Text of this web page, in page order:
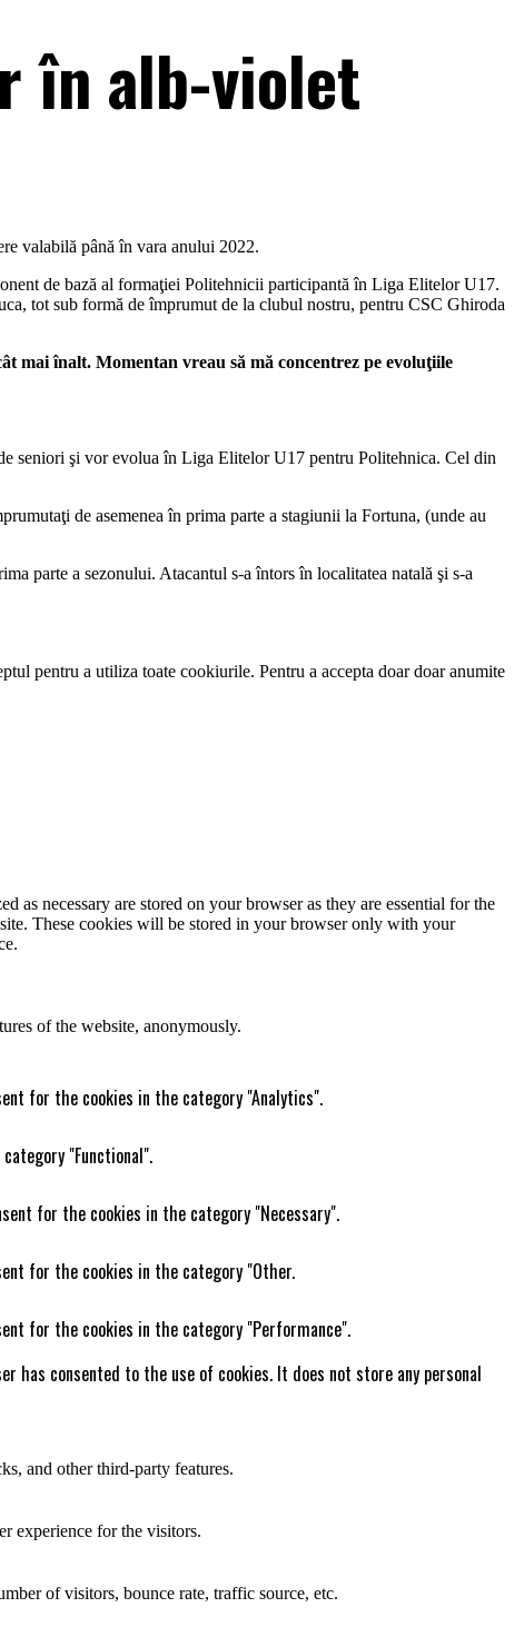
în alb-violet
valabilă până în vara anului 2022.
de bază al formaţiei Politehnicii participantă în Liga Elitelor U17.
tot sub formă de împrumut de la clubul nostru, pentru CSC Ghiroda
mai înalt. Momentan vreau să mă concentrez pe evoluţiile
seniori şi vor evolua în Liga Elitelor U17 pentru Politehnica. Cel din
de asemenea în prima parte a stagiunii la Fortuna, (unde au
parte a sezonului. Atacantul s-a întors în localitatea natală şi s-a
pentru a utiliza toate cookiurile. Pentru a accepta doar doar anumite
as necessary are stored on your browser as they are essential for the
These cookies will be stored in your browser only with your
of the website, anonymously.
for the cookies in the category "Analytics".
"Functional".
for the cookies in the category "Necessary".
for the cookies in the category "Other.
for the cookies in the category "Performance".
has consented to the use of cookies. It does not store any personal
and other third-party features.
experience for the visitors.
of visitors, bounce rate, traffic source, etc.